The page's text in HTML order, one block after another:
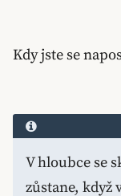
Kdy jste se
V hloubce se
zůstane, když